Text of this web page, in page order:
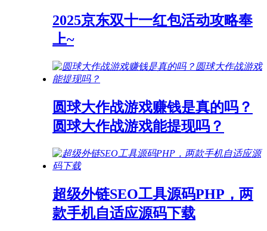
2025京东双十一红包活动攻略奉
上~
圆球大作战游戏赚钱是真的吗？
圆球大作战游戏能提现吗？
超级外链SEO工具源码PHP，两
款手机自适应源码下载